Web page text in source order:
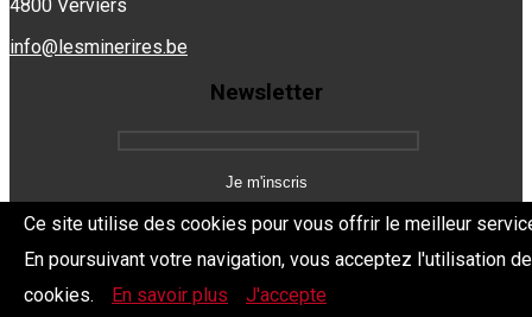
4800 Verviers
info@lesminerires.be
Newsletter
Copyright 2026 Les Mine'Rires - Politique de confidentialité
Ce site utilise des cookies pour vous offrir le meilleur
En poursuivant votre navigation, vous acceptez l'utilisation
cookies.
En savoir plus J'accepte